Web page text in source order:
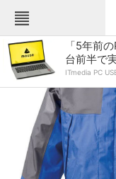
Fav-Logカテゴリー
TOP
インテリア・収納
キッチン用品
コンテンツ・サービス
「5年前
台前半で
ITmedia PC